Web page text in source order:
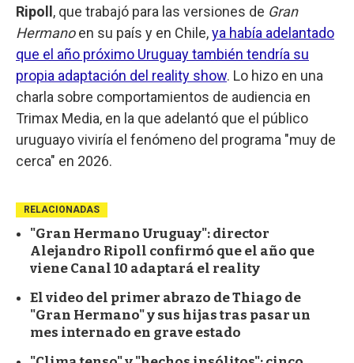
Ripoll , que trabajó para las versiones de Gran
Hermanoen su país y en Chile,ya había adelantado
que el año próximo Uruguay también tendría su
propia adaptación del reality show. Lo hizo en una
charla sobre comportamientos de audiencia en
Trimax Media, en la que adelantó que el público
uruguayo viviría el fenómeno del programa "muy de
cerca" en 2026.
RELACIONADAS
"Gran Hermano Uruguay": director
Alejandro Ripoll confirmó que el año que
viene Canal 10 adaptará el reality
El video del primer abrazo de Thiago de
"Gran Hermano" y sus hijas tras pasar un
mes internado en grave estado